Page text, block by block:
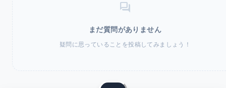
forum
まだ質問がありません
疑問に思っていることを投稿してみましょう！